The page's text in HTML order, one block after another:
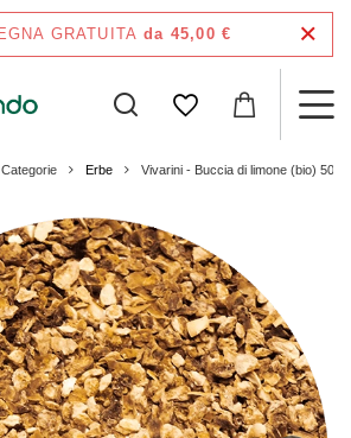
GRATUITA da 45,00 €
Categorie Erbe Vivarini - Buccia di limone (bio) 50g